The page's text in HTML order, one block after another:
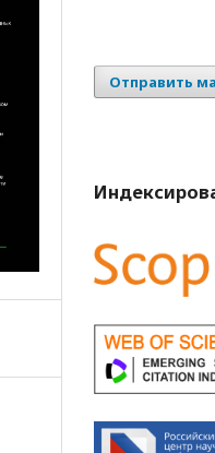
Отправить